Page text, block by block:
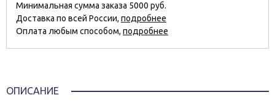
Минимальная сумма заказа 5000 руб.
Доставка по всей России, подробнее
Оплата любым способом, подробнее
ОПИСАНИЕ